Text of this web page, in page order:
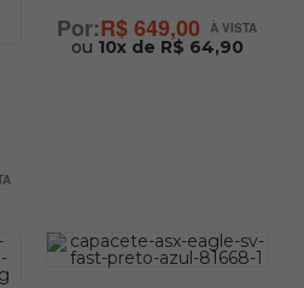
R$ 649,00
ou 10x de R$ 64,90